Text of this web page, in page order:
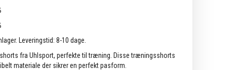
Leveringstid: 8-10 dage.
fra Uhlsport, perfekte til træning. Disse træningsshorts
materiale der sikrer en perfekt pasform.